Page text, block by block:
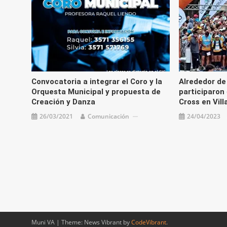
Convocatoria a integrar el Coro y la
Orquesta Municipal y propuesta de
Creación y Danza
26/03/2021 Comunicación
Alrededor
participaron
Cross en
24/04/2023
Muni VA | Theme: News Vibrant byCodeVibrant.